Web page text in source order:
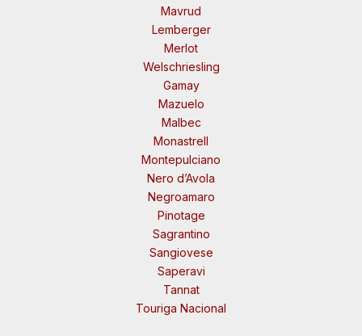
Mavrud
Lemberger
Merlot
Welschriesling
Gamay
Mazuelo
Malbec
Monastrell
Montepulciano
Nero d’Avola
Negroamaro
Pinotage
Sagrantino
Sangiovese
Saperavi
Tannat
Touriga Nacional